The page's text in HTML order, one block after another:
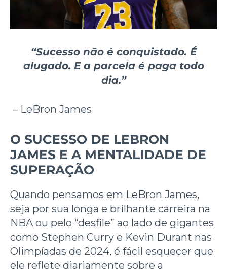
“Sucesso não é conquistado. É
alugado. E a parcela é paga todo
dia.”
– LeBron James
O SUCESSO DE LEBRON
JAMES E A MENTALIDADE DE
SUPERAÇÃO
Quando pensamos em LeBron James,
seja por sua longa e brilhante carreira na
NBA ou pelo “desfile” ao lado de gigantes
como Stephen Curry e Kevin Durant nas
Olimpíadas de 2024, é fácil esquecer que
ele reflete diariamente sobre a